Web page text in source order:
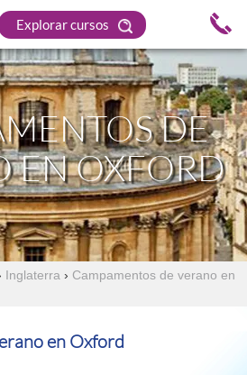
Explorar cursos
DE
EN OXFORD
Inglaterra › Campamentos de verano en
en Oxford